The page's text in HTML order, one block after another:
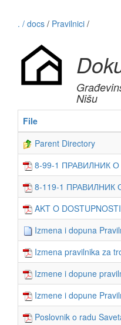
. / docs / Pravilnici /
Nišu
File
Parent Directory
8-99-1 ПРАВИЛНИК
8-119-1
AKT O
Izmena i dopuna
Izmena pravilnika za
Izmene i dopune
Izmene i dopune
Poslovnik o radu